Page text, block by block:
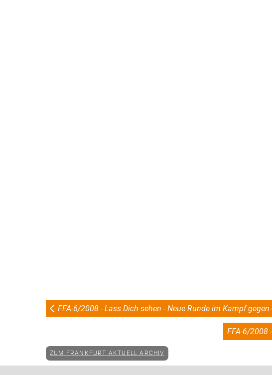
FFA-6/2008 - Lass Dich sehen - Neue Runde im Kampf
FFA-6/2008
ZUM FRANKFURT AKTUELL ARCHIV